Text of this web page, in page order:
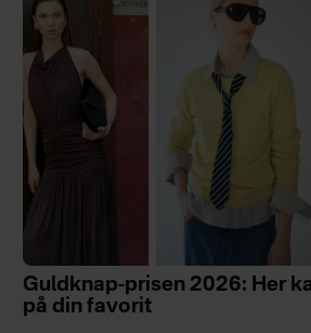
Guldknap-prisen 2026: Her
på din favorit